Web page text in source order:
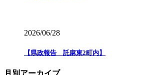
2026/06/28
【県政報告 託麻東2町内】
月別アーカイブ